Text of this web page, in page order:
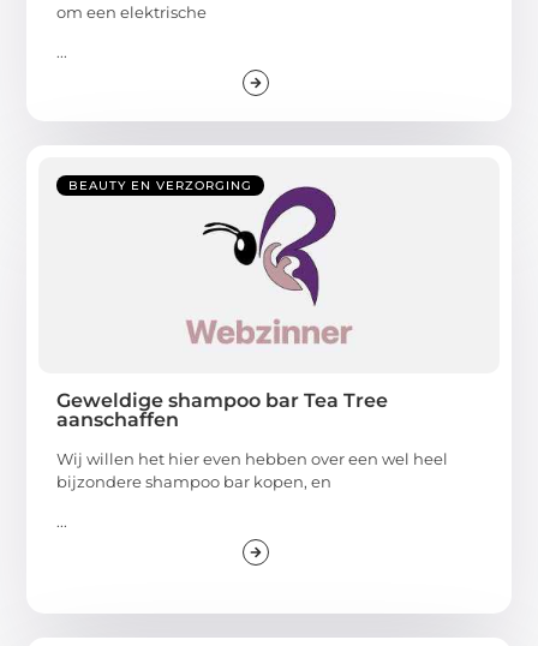
om een elektrische
...
BEAUTY EN VERZORGING
Geweldige shampoo bar Tea Tree
aanschaffen
Wij willen het hier even hebben over een wel heel
bijzondere shampoo bar kopen, en
...